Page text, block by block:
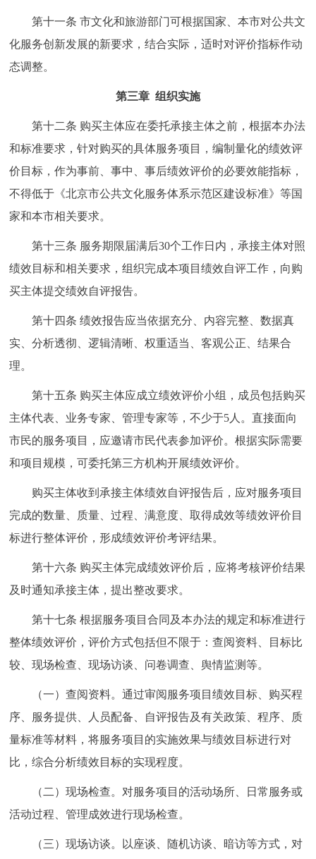
第十一条 市文化和旅游部门可根据国家、本市对公共文
化服务创新发展的新要求，结合实际，适时对评价指标作动
态调整。
第三章 组织实施
第十二条 购买主体应在委托承接主体之前，根据本办法
和标准要求，针对购买的具体服务项目，编制量化的绩效评
价目标，作为事前、事中、事后绩效评价的必要效能指标，
不得低于《北京市公共文化服务体系示范区建设标准》等国
家和本市相关要求。
第十三条 服务期限届满后30个工作日内，承接主体对照
绩效目标和相关要求，组织完成本项目绩效自评工作，向购
买主体提交绩效自评报告。
第十四条 绩效报告应当依据充分、内容完整、数据真
实、分析透彻、逻辑清晰、权重适当、客观公正、结果合
理。
第十五条 购买主体应成立绩效评价小组，成员包括购买
主体代表、业务专家、管理专家等，不少于5人。直接面向
市民的服务项目，应邀请市民代表参加评价。根据实际需要
和项目规模，可委托第三方机构开展绩效评价。
购买主体收到承接主体绩效自评报告后，应对服务项目
完成的数量、质量、过程、满意度、取得成效等绩效评价目
标进行整体评价，形成绩效评价考评结果。
第十六条 购买主体完成绩效评价后，应将考核评价结果
及时通知承接主体，提出整改要求。
第十七条 根据服务项目合同及本办法的规定和标准进行
整体绩效评价，评价方式包括但不限于：查阅资料、目标比
较、现场检查、现场访谈、问卷调查、舆情监测等。
（一）查阅资料。通过审阅服务项目绩效目标、购买程
序、服务提供、人员配备、自评报告及有关政策、程序、质
量标准等材料，将服务项目的实施效果与绩效目标进行对
比，综合分析绩效目标的实现程度。
（二）现场检查。对服务项目的活动场所、日常服务或
活动过程、管理成效进行现场检查。
（三）现场访谈。以座谈、随机访谈、暗访等方式，对